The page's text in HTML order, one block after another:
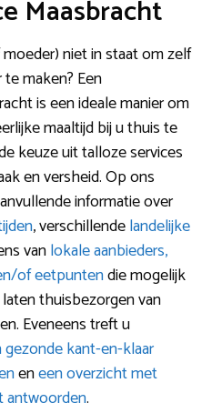
Maasbracht
niet in staat om zelf
maken? Een
is een ideale manier om
maaltijd bij u thuis te
keuze uit talloze services
en versheid. Op ons
informatie over
, verschillendelandelijke
vanlokale aanbieders,
of eetpuntendie mogelijk
thuisbezorgen van
Eveneens treft u
kant-en-klaar
eneen overzicht met
antwoorden.